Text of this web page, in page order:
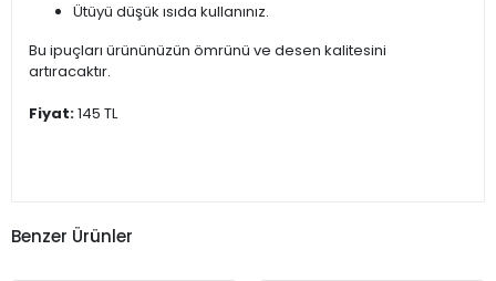
Ütüyü düşük ısıda kullanınız.
Bu ipuçları ürününüzün ömrünü ve desen kalitesini
artıracaktır.
Fiyat:145 TL
Benzer Ürünler